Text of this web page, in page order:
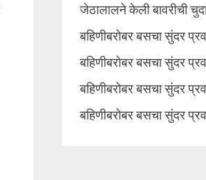
जेठालालने केली बावरीची
बहिणीबरोबर बसचा सुंदर
बहिणीबरोबर बसचा सुंदर
बहिणीबरोबर बसचा सुंदर
बहिणीबरोबर बसचा सुंदर